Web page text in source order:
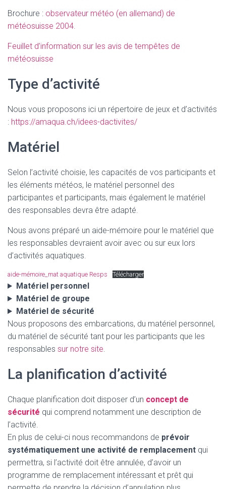
Brochure : observateur météo (en allemand) de
météosuisse 2004.
Feuillet d’information sur les avis de tempêtes de
météosuisse
Type d’activité
Nous vous proposons ici un répertoire de jeux et d’activités
: https://amaqua.ch/idees-dactivites/
Matériel
Selon l’activité choisie, les capacités de vos participants et
les éléments météos, le matériel personnel des
participantes et participants, mais également le matériel
des responsables devra être adapté.
Nous avons préparé un aide-mémoire pour le matériel que
les responsables devraient avoir avec ou sur eux lors
d’activités aquatiques.
aide-mémoire_mat aquatique Resps Télécharger
Matériel personnel
Matériel de groupe
Matériel de sécurité
Nous proposons des embarcations, du matériel personnel,
du matériel de sécurité tant pour les participants que les
responsables sur notre site.
La planification d’activité
Chaque planification doit disposer d’un concept de
sécurité qui comprend notamment une description de
l’activité.
En plus de celui-ci nous recommandons de prévoir
systématiquement une activité de remplacement qui
permettra, si l’activité doit être annulée, d’avoir un
programme de remplacement intéressant et prêt qui